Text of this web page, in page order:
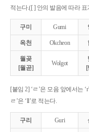
적는다.([ ] 안의 발음에 따라 표
구미 Gumi
옥천 Okcheon
월곶
[월곧]
Wolgot
[붙임 2] ‘ㄹ’은 모음 앞에서는
ㄹ’은 ‘ll’로 적는다.
구리 Guri